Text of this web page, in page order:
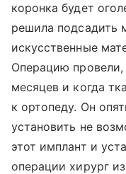
коронка будет
решила подсадить
искусственные
Операцию провели,
месяцев и когда
к ортопеду. Он
установить не
этот имплант и
операции хирург